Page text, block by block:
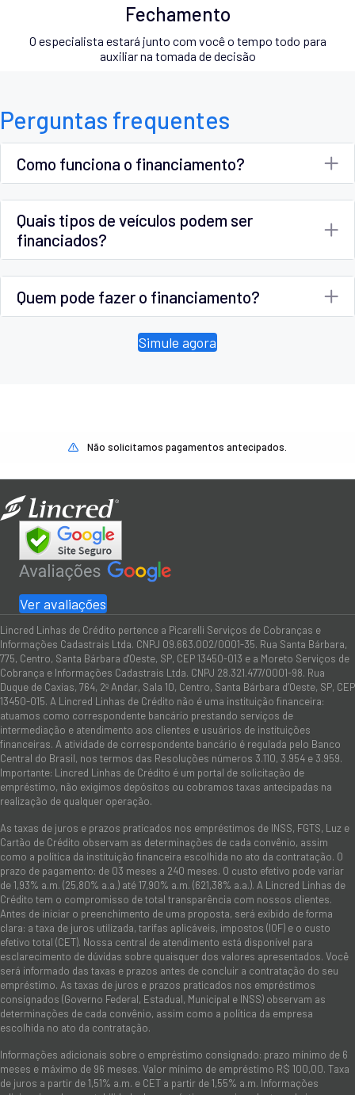
Fechamento
O especialista estará junto com você o tempo todo para
auxiliar na tomada de decisão
Perguntas frequentes
Como funciona o financiamento?
Quais tipos de veículos podem ser
financiados?
Quem pode fazer o financiamento?
Simule agora
Não solicitamos pagamentos antecipados.
Ver avaliações
Lincred Linhas de Crédito pertence a Picarelli Serviços de Cobranças e
Informações Cadastrais Ltda. CNPJ 09.663.002/0001-35. Rua Santa Bárbara,
775, Centro, Santa Bárbara d'Oeste, SP, CEP 13450-013 e a Moreto Serviços de
Cobrança e Informações Cadastrais Ltda. CNPJ 28.321.477/0001-98. Rua
Duque de Caxias, 764, 2º Andar, Sala 10, Centro, Santa Bárbara d’Oeste, SP, CEP
13450-015. A Lincred Linhas de Crédito não é uma instituição financeira:
atuamos como correspondente bancário prestando serviços de
intermediação e atendimento aos clientes e usuários de instituições
financeiras. A atividade de correspondente bancário é regulada pelo Banco
Central do Brasil, nos termos das Resoluções números 3.110, 3.954 e 3.959.
Importante: Lincred Linhas de Crédito é um portal de solicitação de
empréstimo, não exigimos depósitos ou cobramos taxas antecipadas na
realização de qualquer operação.
As taxas de juros e prazos praticados nos empréstimos de INSS, FGTS, Luz e
Cartão de Crédito observam as determinações de cada convênio, assim
como a política da instituição financeira escolhida no ato da contratação. O
prazo de pagamento: de 03 meses a 240 meses. O custo efetivo pode variar
de 1,93% a.m. (25,80% a.a.) até 17,90% a.m. (621,38% a.a.). A Lincred Linhas de
Crédito tem o compromisso de total transparência com nossos clientes.
Antes de iniciar o preenchimento de uma proposta, será exibido de forma
clara: a taxa de juros utilizada, tarifas aplicáveis, impostos (IOF) e o custo
efetivo total (CET). Nossa central de atendimento está disponível para
esclarecimento de dúvidas sobre quaisquer dos valores apresentados. Você
será informado das taxas e prazos antes de concluir a contratação do seu
empréstimo. As taxas de juros e prazos praticados nos empréstimos
consignados (Governo Federal, Estadual, Municipal e INSS) observam as
determinações de cada convênio, assim como a política da empresa
escolhida no ato da contratação.
Informações adicionais sobre o empréstimo consignado: prazo mínimo de 6
meses e máximo de 96 meses. Valor mínimo de empréstimo R$ 100,00. Taxa
de juros a partir de 1,51% a.m. e CET a partir de 1,55% a.m. Informações